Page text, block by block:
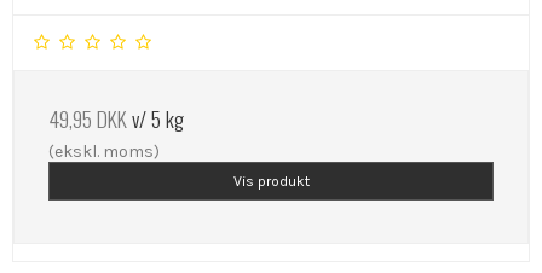
49,95 DKKv/ 5 kg
(ekskl. moms)
Vis produkt